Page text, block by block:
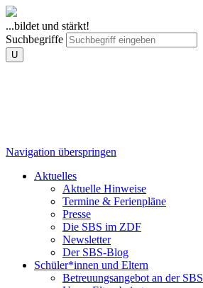
...bildet und stärkt!
Suchbegriffe
U
Navigation überspringen
Aktuelles
Aktuelle Hinweise
Termine & Ferienpläne
Presse
Die SBS im ZDF
Newsletter
Der SBS-Blog
Schüler*innen und Eltern
Betreuungsangebot an der SBS